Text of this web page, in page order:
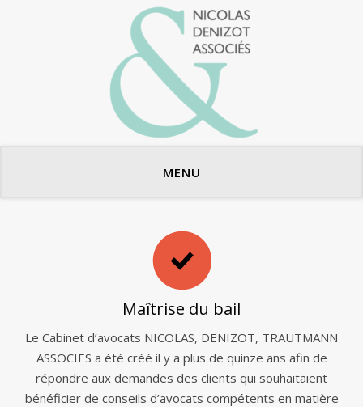
MENU
Maîtrise du bail
Le Cabinet d’avocats NICOLAS, DENIZOT, TRAUTMANN
ASSOCIES a été créé il y a plus de quinze ans afin de
répondre aux demandes des clients qui souhaitaient
bénéficier de conseils d’avocats compétents en matière